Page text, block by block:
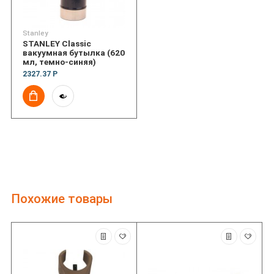
Stanley
STANLEY Classic
вакуумная бутылка (620
мл, темно-синяя)
2327.37 Р
Похожие товары